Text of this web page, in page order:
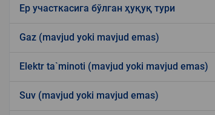
Ер участкасига бўлган ҳуқуқ тури
Gaz (mavjud yoki mavjud emas)
Elektr ta`minoti (mavjud yoki mavjud emas)
Suv (mavjud yoki mavjud emas)